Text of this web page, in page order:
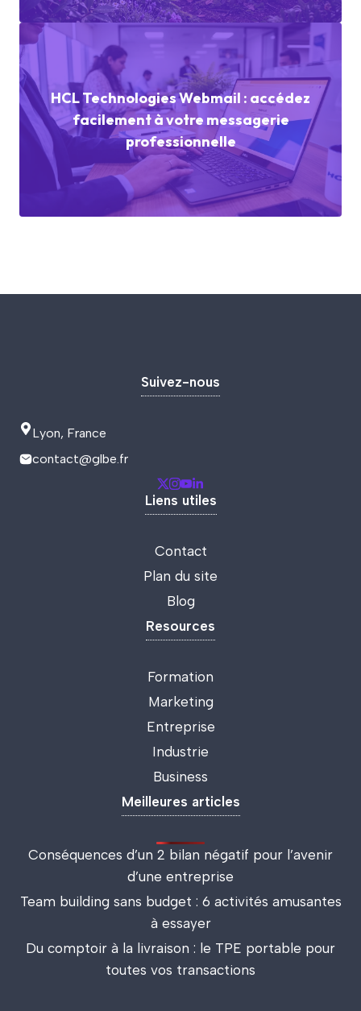
HCL Technologies Webmail : accédez
facilement à votre messagerie
professionnelle
Suivez-nous
Lyon, France
contact@glbe.fr
Liens utiles
Contact
Plan du site
Blog
Resources
Formation
Marketing
Entreprise
Industrie
Business
Meilleures articles
Conséquences d’un 2 bilan négatif pour l’avenir
d’une entreprise
Team building sans budget : 6 activités amusantes
à essayer
Du comptoir à la livraison : le TPE portable pour
toutes vos transactions